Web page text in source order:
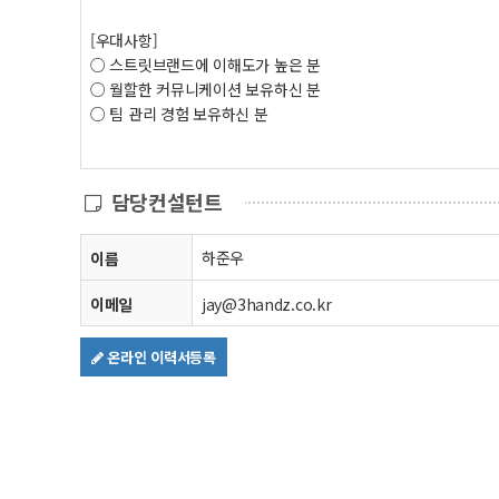
[우대사항]
○ 스트릿브랜드에 이해도가 높은 분
○ 월할한 커뮤니케이션 보유하신 분
○ 팀 관리 경험 보유하신 분
담당컨설턴트
이름 하준우
이메일 jay@3handz.co.kr
온라인 이력서등록